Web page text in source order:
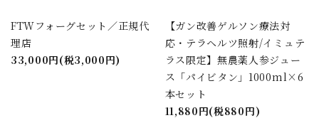
FTWフォーグセット／正規代
理店
33,000円(税3,000円)
【ガン改善ゲルソン療法対
応・テラヘルツ照射/イミュテ
ラス限定】無農薬人参ジュー
ス「パイビタン」1000ml×6
本セット
11,880円(税880円)